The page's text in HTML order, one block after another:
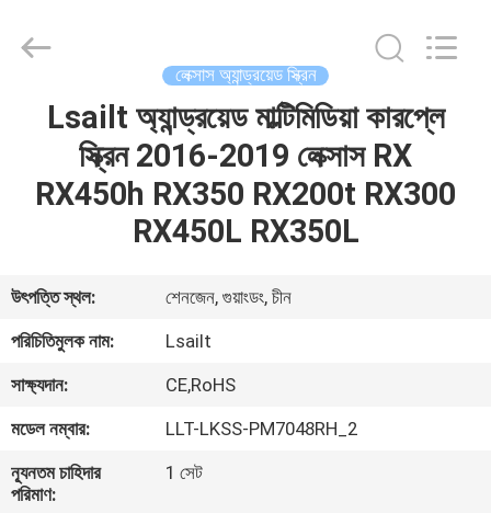
পণ্য
আমাদের
সম্পর্কে
কারখানা
ভ্রমণ
Electron
Co.,Ltd.
লেক্সাস অ্যান্ড্রয়েড স্ক্রিন
Lsailt অ্যান্ড্রয়েড মাল্টিমিডিয়া কারপ্লে
স্ক্রিন 2016-2019 লেক্সাস RX
RX450h RX350 RX200t RX300
RX450L RX350L
উৎপত্তি স্থল:
শেনজেন, গুয়াংডং, চীন
পরিচিতিমুলক নাম:
Lsailt
সাক্ষ্যদান:
CE,RoHS
মডেল নম্বার:
LLT-LKSS-PM7048RH_2
ন্যূনতম চাহিদার
পরিমাণ:
1 সেট